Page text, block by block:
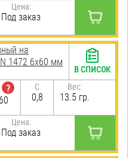
Цена:
Под заказ
на
1472 6х60 мм
?
60
C
0,8
Вес:
13.5 гр.
Цена:
Под заказ
В СПИСОК